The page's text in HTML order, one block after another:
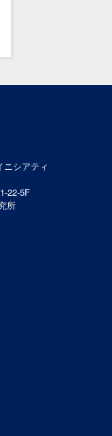
ニシアティ
22-5F
所